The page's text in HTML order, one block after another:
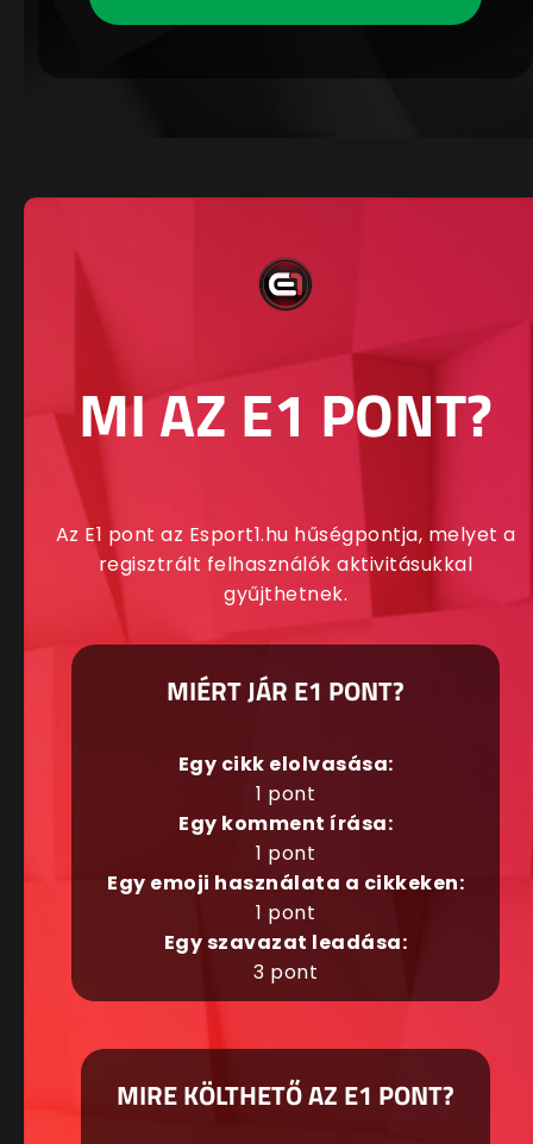
MI AZ E1 PONT?
Az E1 pont az Esport1.hu hűségpontja, melyet a
regisztrált felhasználók aktivitásukkal
gyűjthetnek.
MIÉRT JÁR E1 PONT?
Egy cikk elolvasása:
1 pont
Egy komment írása:
1 pont
Egy emoji használata a cikkeken:
1 pont
Egy szavazat leadása:
3 pont
MIRE KÖLTHETŐ AZ E1 PONT?